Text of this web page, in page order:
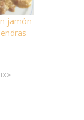
jamón